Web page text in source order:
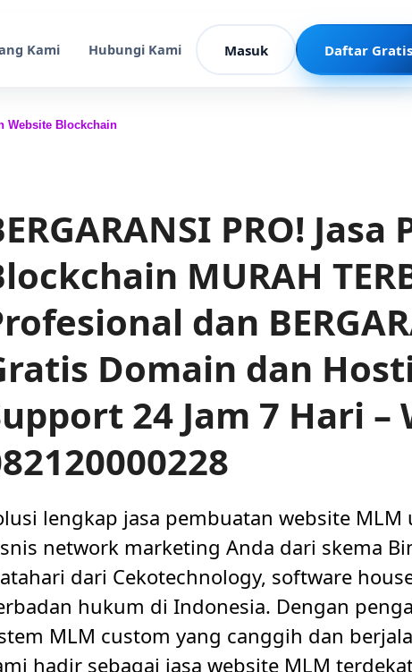
Kami Hubungi Kami Masuk Daftar Gratis
Website Blockchain
PRO!
MURAH
dan
Domain dan
24 Jam 7 Hari –
lengkap jasa pembuatan website
network marketing Anda dari skema
dari Cekotechnology, software
hukum di Indonesia. Dengan
MLM custom yang canggih dan
hadir sebagai jasa website MLM